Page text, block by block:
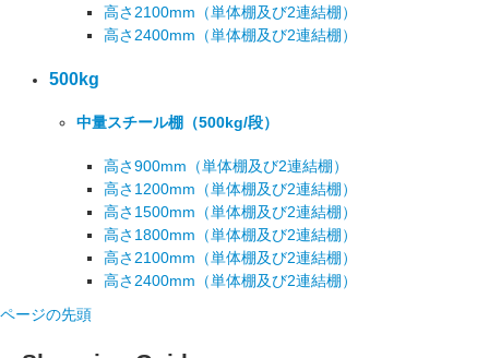
高さ2100mm （単体棚及び2連結棚）
高さ2400mm （単体棚及び2連結棚）
500kg
中量スチール棚 （500kg/段）
高さ900mm （単体棚及び2連結棚）
高さ1200mm （単体棚及び2連結棚）
高さ1500mm （単体棚及び2連結棚）
高さ1800mm （単体棚及び2連結棚）
高さ2100mm （単体棚及び2連結棚）
高さ2400mm （単体棚及び2連結棚）
ページの先頭